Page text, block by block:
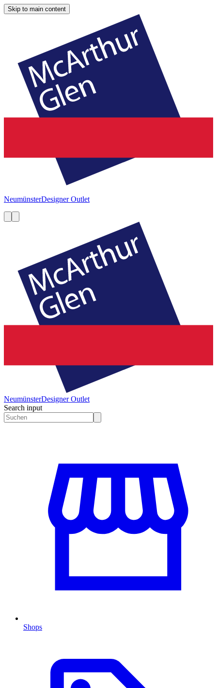
Skip to main content
NeumünsterDesigner Outlet
NeumünsterDesigner Outlet
Search input
Shops